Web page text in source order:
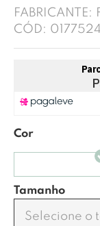
FABRICANTE:
CÓD:
Cor
Tamanho
Selecione o